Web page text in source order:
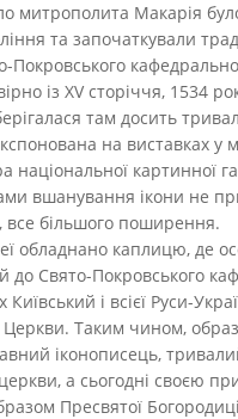
митрополита Макарія
та започаткували
із XV сторіччя, 1534
там досить
на виставках
національної картинної
вшанування ікони не
все більшого поширення.
обладнано каплицю, де
Свято-Покровського
і всієї Руси-
Таким чином,
іконописець,
а сьогодні своєю
Пресвятої